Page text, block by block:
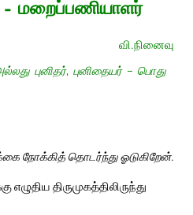
– மறைப்பணியாளர்
வி.நினைவு
புனிதர், புனிதையர் – பொது
நோக்கித் தொடர்ந்து ஓடுகிறேன்.
எழுதிய திருமுகத்திலிருந்து